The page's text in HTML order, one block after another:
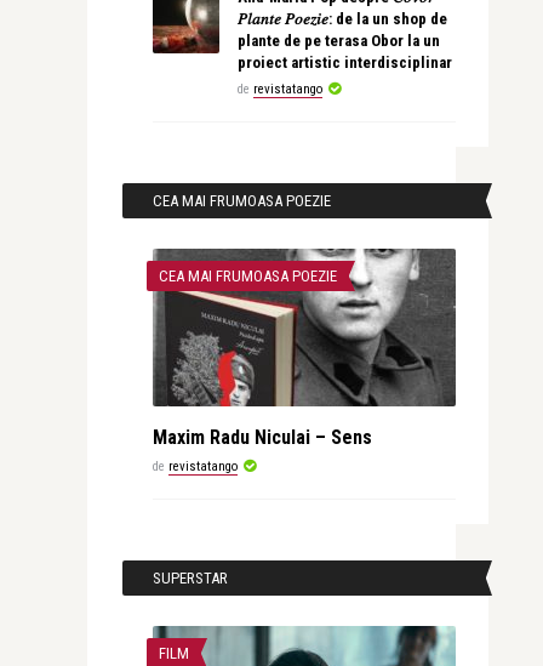
𝑃𝑙𝑎𝑛𝑡𝑒 𝑃𝑜𝑒𝑧𝑖𝑒: de la un shop de
plante de pe terasa Obor la un
proiect artistic interdisciplinar
de revistatango
CEA MAI FRUMOASA POEZIE
CEA MAI FRUMOASA POEZIE
Maxim Radu Niculai – Sens
de revistatango
SUPERSTAR
FILM